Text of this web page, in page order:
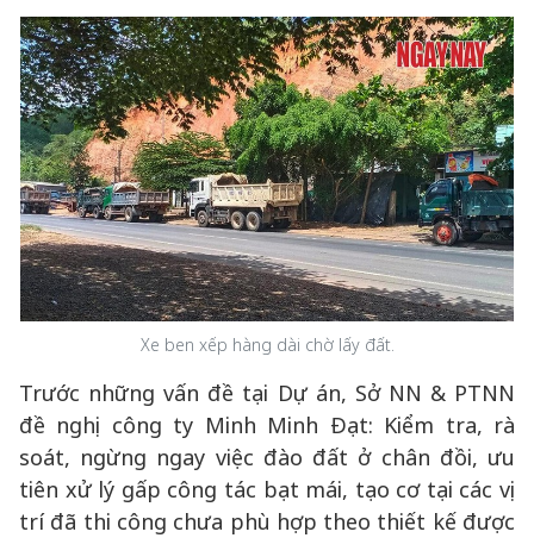
Xe ben xếp hàng dài chờ lấy đất.
Trước những vấn đề tại Dự án, Sở NN & PTNN
đề nghị công ty Minh Minh Đạt: Kiểm tra, rà
soát, ngừng ngay việc đào đất ở chân đồi, ưu
tiên xử lý gấp công tác bạt mái, tạo cơ tại các vị
trí đã thi công chưa phù hợp theo thiết kế được